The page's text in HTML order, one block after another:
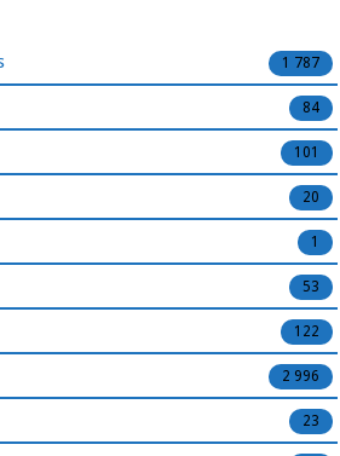
1 787
84
101
20
1
53
122
2 996
23